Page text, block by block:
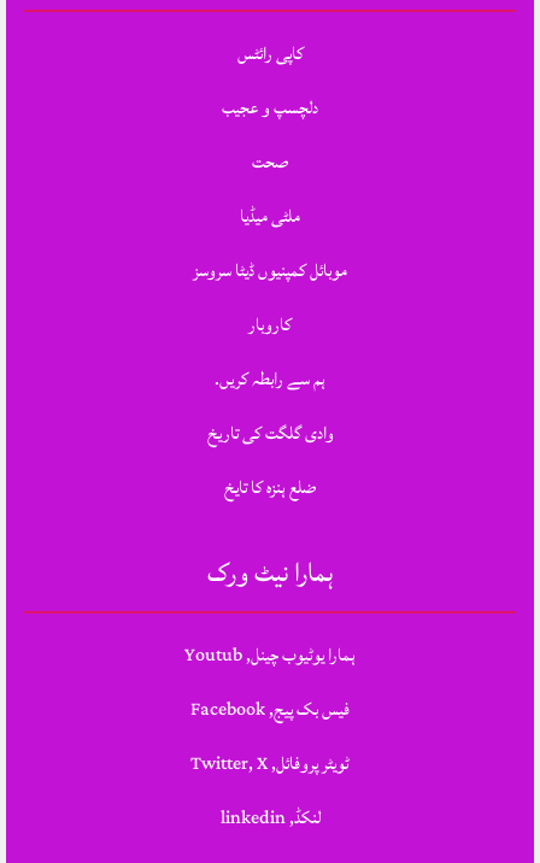
کاپی رائٹس
دلچسپ و عجیب
صحت
ملٹی میڈیا
موبائل کمپنیوں ڈیٹا سروسز
کاروبار
ہم سے رابطہ کریں.
وادی گلگت کی تاریخ
ضلع ہنزہ کا تایخ
ہمارا نیٹ ورک
ہمارا یوٹیوب چینل, Youtub
فیس بک پیج, Facebook
ٹویٹر پروفائل, Twitter, X
لنکڈ, linkedin